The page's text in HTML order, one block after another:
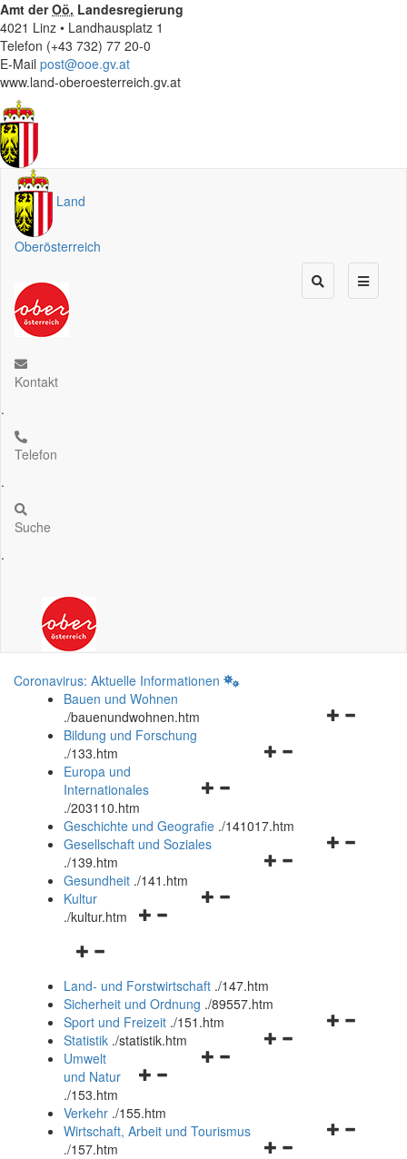
Amt derOö. Landesregierung
4021 Linz • Landhausplatz 1
Telefon (+43 732) 77 20-0
E-Mail post@ooe.gv.at
www.land-oberoesterreich.gv.at
Land
Oberösterreich
Kontakt
.
Telefon
.
Suche
.
Coronavirus: Aktuelle Informationen
Bauen und Wohnen
./bauenundwohnen.htm
Navigationsmenü
Bildung und Forschung
./133.htm
Navigationsmenü
und
schließen
Europa und
Internationales
./203110.htm
Geschichte und Geografie ./141017.htm
Navigationsmenü
Gesellschaft und Soziales
./139.htm
Navigationsmenü
Gesundheit ./141.htm
Navigationsmenü
Kultur
./kultur.htm
Navigationsmenü
und
schließen
Land- und Forstwirtschaft ./147.htm
Sicherheit und Ordnung ./89557.htm
Navigationsmenü
Sport und Freizeit ./151.htm
Navigationsmenü
Statistik ./statistik.htm
Navigationsmenü
und
schließen
Umwelt
und Natur
./153.htm
Verkehr ./155.htm
Navigationsmenü
Wirtschaft, Arbeit und Tourismus
./157.htm